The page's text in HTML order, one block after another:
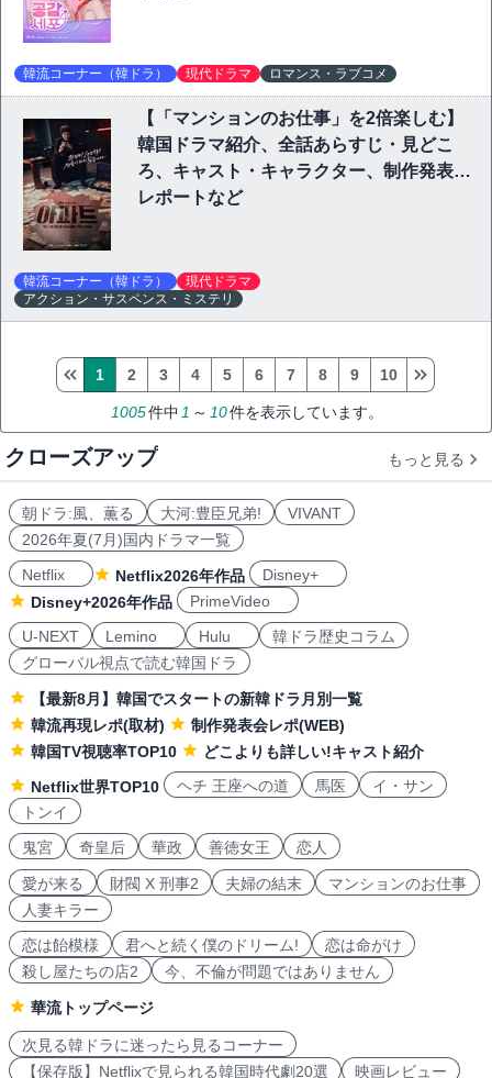
韓流コーナー（韓ドラ） 現代ドラマ ロマンス・ラブコメ
【「マンションのお仕事」を2倍楽しむ】
韓国ドラマ紹介、全話あらすじ・見どこ
ろ、キャスト・キャラクター、制作発表会
レポートなど
韓流コーナー（韓ドラ）
現代ドラマ
アクション・サスペンス・ミステリ
1005件中 1 ～ 10件を表示しています。
1 2 3 4 5 6 7 8 9 10
クローズアップ もっと見る
朝ドラ:風、薫る 大河:豊臣兄弟!
VIVANT
2026年夏(7月)国内ドラマ一覧
Netflix
Netflix2026年作品
Disney+
Disney+2026年作品
PrimeVideo
U-NEXT
Lemino Hulu
韓ドラ歴史コラム
グローバル視点で読む韓国ドラ
【最新8月】韓国でスタートの新韓ドラ月別一覧
韓流再現レポ(取材)
制作発表会レポ(WEB)
韓国TV視聴率TOP10
どこよりも詳しい!キャスト紹介
Netflix世界TOP10
ヘチ 王座への道 馬医
イ・サン
トンイ
鬼宮
奇皇后 華政 善徳女王 恋人
愛が来る 財閥 X 刑事2 夫婦の結末
マンションのお仕事
人妻キラー
恋は飴模様
君へと続く僕のドリーム!
恋は命がけ
殺し屋たちの店2
今、不倫が問題ではありません
華流トップページ
次見る韓ドラに迷ったら見るコーナー
【保存版】Netflixで見られる韓国時代劇20選
映画レビュー